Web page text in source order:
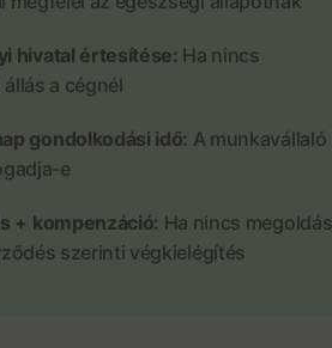
hivatal értesítése: Ha nincs
a cégnél
gondolkodási idő: A munkavállaló
e
+ kompenzáció: Ha nincs
szerinti végkielégítés